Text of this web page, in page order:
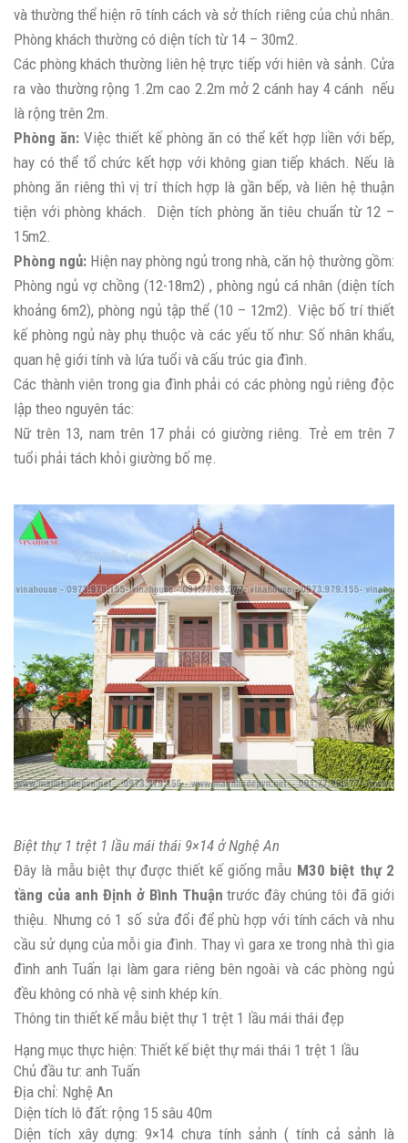
và thường thể hiện rõ tính cách và sở thích riêng của chủ nhân.
Phòng khách thường có diện tích từ 14 – 30m2.
Các phòng khách thường liên hệ trực tiếp với hiên và sảnh. Cửa
ra vào thường rộng 1.2m cao 2.2m mở 2 cánh hay 4 cánh nếu
là rộng trên 2m.
Phòng ăn: Việc thiết kế phòng ăn có thể kết hợp liền với bếp,
hay có thể tổ chức kết hợp với không gian tiếp khách. Nếu là
phòng ăn riêng thì vị trí thích hợp là gần bếp, và liên hệ thuận
tiện với phòng khách. Diện tích phòng ăn tiêu chuẩn từ 12 –
15m2.
Phòng ngủ: Hiện nay phòng ngủ trong nhà, căn hộ thường gồm:
Phòng ngủ vợ chồng (12-18m2) , phòng ngủ cá nhân (diện tích
khoảng 6m2), phòng ngủ tập thể (10 – 12m2). Việc bố trí thiết
kế phòng ngủ này phụ thuộc và các yếu tố như: Số nhân khẩu,
quan hệ giới tính và lứa tuổi và cấu trúc gia đình.
Các thành viên trong gia đình phải có các phòng ngủ riêng độc
lập theo nguyên tác:
Nữ trên 13, nam trên 17 phải có giường riêng. Trẻ em trên 7
tuổi phải tách khỏi giường bố mẹ.
Biệt thự 1 trệt 1 lầu mái thái 9×14 ở Nghệ An
Đây là mẫu biệt thự được thiết kế giống mẫu M30 biệt thự 2
tầng của anh Định ở Bình Thuận trước đây chúng tôi đã giới
thiệu. Nhưng có 1 số sửa đổi để phù hợp với tính cách và nhu
cầu sử dụng của mỗi gia đình. Thay vì gara xe trong nhà thì gia
đình anh Tuấn lại làm gara riêng bên ngoài và các phòng ngủ
đều không có nhà vệ sinh khép kín.
Thông tin thiết kế mẫu biệt thự 1 trệt 1 lầu mái thái đẹp
Hạng mục thực hiện: Thiết kế biệt thự mái thái 1 trệt 1 lầu
Chủ đầu tư: anh Tuấn
Địa chỉ: Nghệ An
Diện tích lô đất: rộng 15 sâu 40m
Diện tích xây dựng: 9×14 chưa tính sảnh ( tính cả sảnh là